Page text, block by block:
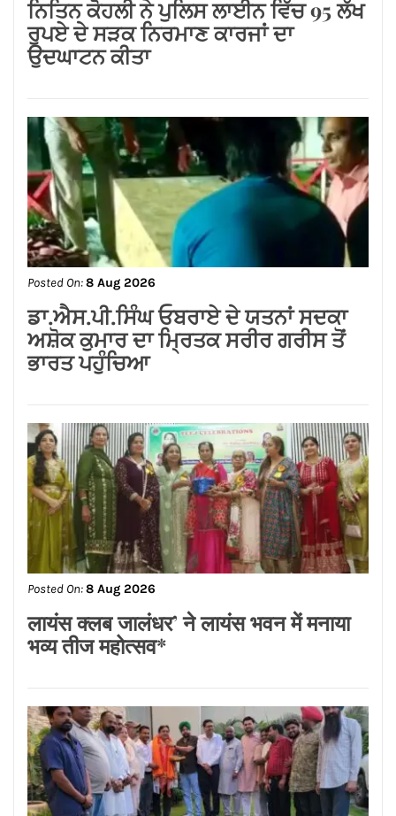
Posted On:8 Aug 2026
ਗੁਰਸਿਮਰਨ ਮੰਡ ਤੇ ਸਿੱਖਾਂ ਦੀਆਂ ਭਾਵਨਾਵਾਂ
ਭੜਕਾਉਣ ਦਾ ਪਰਚਾ ਦਰਜ਼ ਕਰਕੇ ਗ੍ਰਿਫਤਾਰ
ਕੀਤਾ ਜਾਵੇ।
Posted On:8 Aug 2026
ਨਿਤਿਨ ਕੋਹਲੀ ਨੇ ਪੁਲਿਸ ਲਾਈਨ ਵਿੱਚ 95 ਲੱਖ
ਰੁਪਏ ਦੇ ਸੜਕ ਨਿਰਮਾਣ ਕਾਰਜਾਂ ਦਾ
ਉਦਘਾਟਨ ਕੀਤਾ